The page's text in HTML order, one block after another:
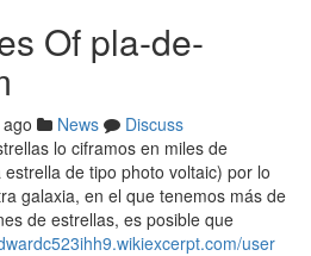
Of pla-de-
News
Discuss
lo ciframos en miles de
de tipo photo voltaic) por lo
galaxia, en el que tenemos más de
de estrellas, es posible que
user